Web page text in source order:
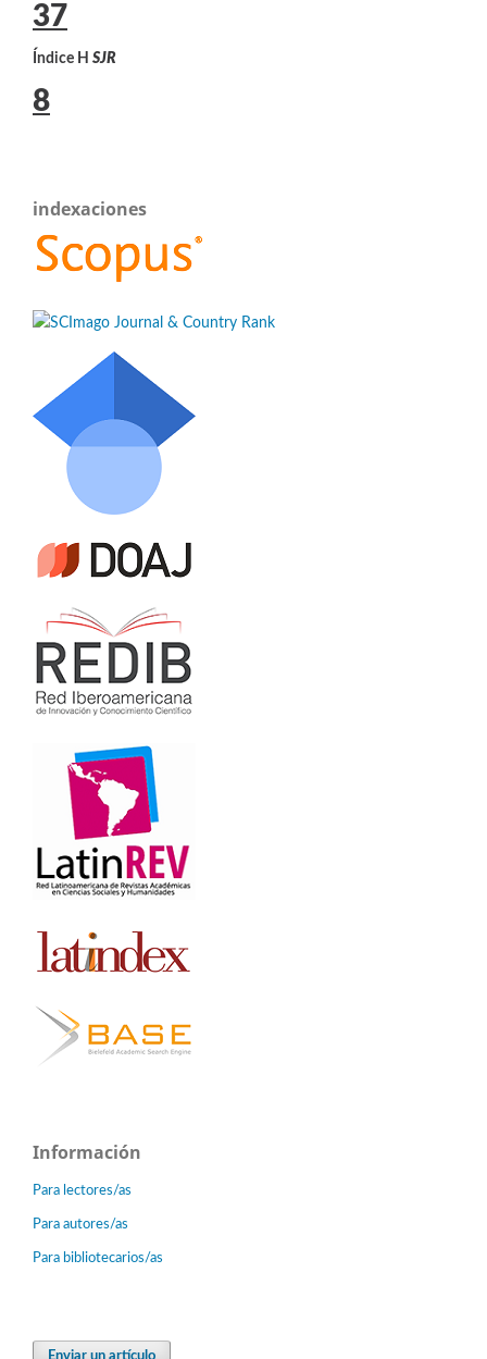
37
Índice H SJR
8
indexaciones
Información
Para lectores/as
Para autores/as
Para bibliotecarios/as
Enviar un artículo